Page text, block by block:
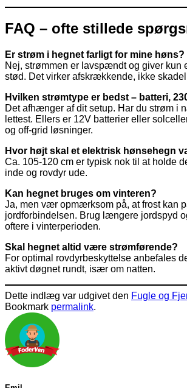
FAQ – ofte stillede
Er strøm i hegnet farligt for mine høns?
Nej, strømmen er lavspændt og giver kun
stød. Det virker afskrækkende, ikke
Hvilken strømtype er bedst – batteri,
Det afhænger af dit setup. Har du strøm i
lettest. Ellers er 12V batterier eller
og off-grid løsninger.
Hvor højt skal et elektrisk hønsehegn
Ca. 105-120 cm er typisk nok til at holde
inde og rovdyr ude.
Kan hegnet bruges om vinteren?
Ja, men vær opmærksom på, at frost kan
jordforbindelsen. Brug længere jordspyd
oftere i vinterperioden.
Skal hegnet altid være strømførende?
For optimal rovdyrbeskyttelse anbefales
aktivt døgnet rundt, især om natten.
Dette indlæg var udgivet den Fugle og
Bookmark permalink.